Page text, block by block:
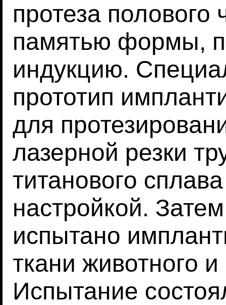
протеза полового
памятью формы,
индукцию.
прототип
для
лазерной резки
титанового
настройкой.
испытано
ткани животного
Испытание